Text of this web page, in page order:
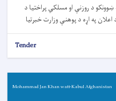
ښوونکو د روزنې او مسلکي پراختیا د
Tender
Mohammad Jan Khan watt-Kabul Afghanistan